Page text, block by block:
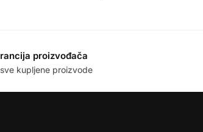
proizvođača
kupljene proizvode